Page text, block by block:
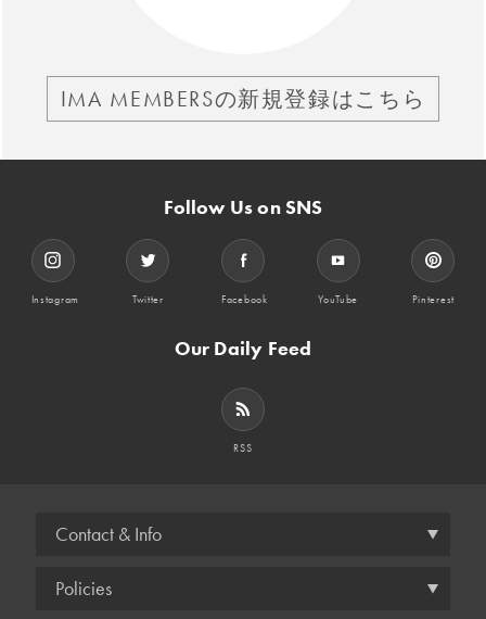
IMA MEMBERSの新規登録はこちら
Follow Us on SNS
Instagram Twitter Facebook YouTube Pinterest
Our Daily Feed
RSS
Contact & Info
Policies